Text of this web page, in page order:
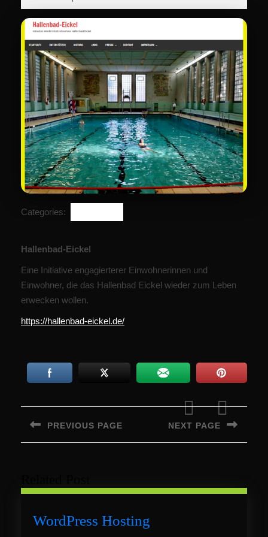
2021
Categories:
Hallenbad-Eickel
Eine Initiative engagierterer Einwohnerinnen und
Einwohner, die das Hallenbad Eickel wieder zum Leben
erwecken wollen.
https://hallenbad-eickel.de/
PREVIOUS PAGE
Previous
NEXT PAGE
Next
WordPress Hosting